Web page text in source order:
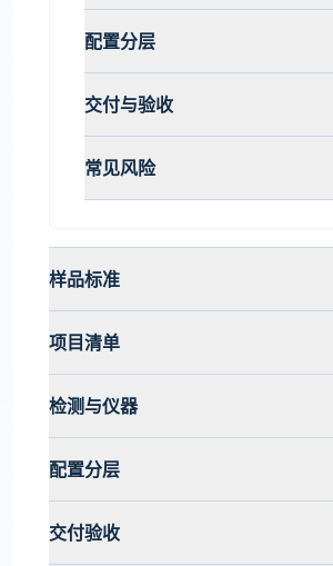
配置分层
交付与验收
常见风险
样品标准
项目清单
检测与仪器
配置分层
交付验收